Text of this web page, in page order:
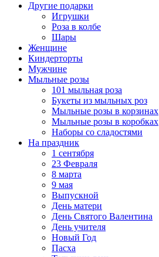
Другие подарки
Игрушки
Роза в колбе
Шары
Женщине
Киндерторты
Мужчине
Мыльные розы
101 мыльная роза
Букеты из мыльных роз
Мыльные розы в корзинах
Мыльные розы в коробках
Наборы со сладостями
На праздник
1 сентября
23 Февраля
8 марта
9 мая
Выпускной
День матери
День Святого Валентина
День учителя
Новый Год
Пасха